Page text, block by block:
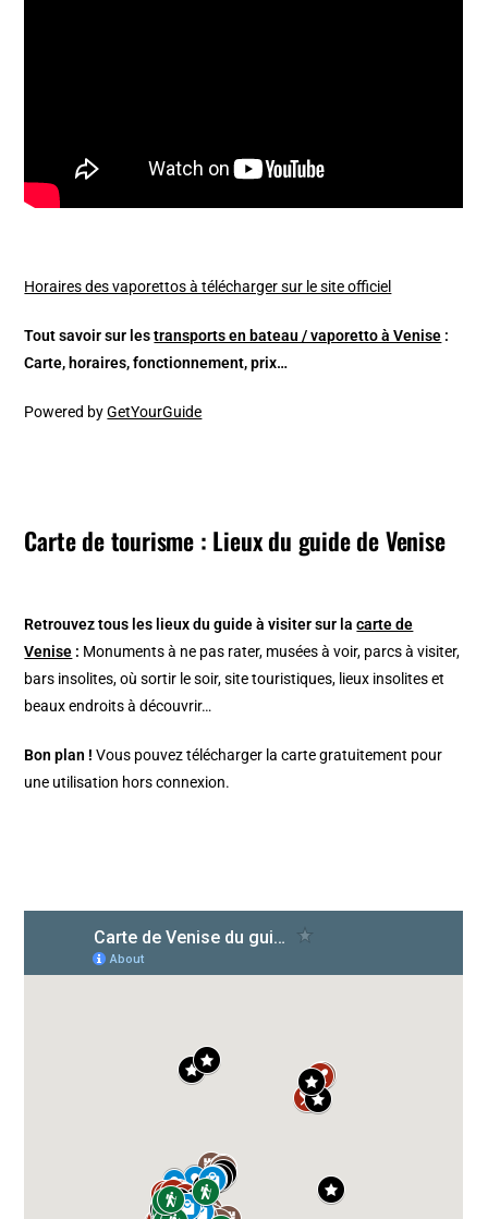
Horaires des vaporettos à télécharger sur le site officiel
Tout savoir sur lestransports en bateau / vaporetto à Venise :
Carte, horaires, fonctionnement, prix…
Powered byGetYourGuide
Carte de tourisme : Lieux du guide de Venise
Retrouvez tous les lieux du guide à visiter sur lacarte de
Venise : Monuments à ne pas rater, musées à voir, parcs à visiter,
bars insolites, où sortir le soir, site touristiques, lieux insolites et
beaux endroits à découvrir…
Bon plan ! Vous pouvez télécharger la carte gratuitement pour
une utilisation hors connexion.